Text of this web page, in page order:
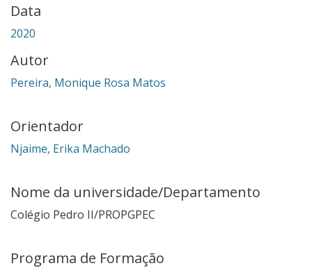
Data
2020
Autor
Pereira, Monique Rosa Matos
Orientador
Njaime, Erika Machado
Nome da universidade/Departamento
Colégio Pedro II/PROPGPEC
Programa de Formação